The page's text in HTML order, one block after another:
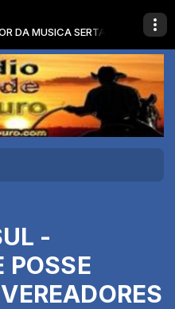
MUSICA SERTANEJA com O
BOIADEIRO ERRANTE E
-
POSSE